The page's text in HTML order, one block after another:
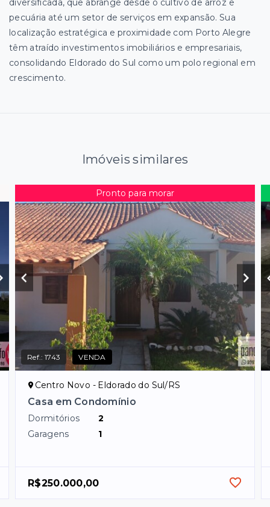
diversificada, que abrange desde o cultivo de arroz e
pecuária até um setor de serviços em expansão. Sua
localização estratégica e proximidade com Porto Alegre
têm atraído investimentos imobiliários e empresariais,
consolidando Eldorado do Sul como um polo regional em
crescimento.
Imóveis similares
Pronto para morar
Ref.:1743 VENDA
Centro Novo - Eldorado do Sul/RS
Casa em Condomínio
Dormitórios
2
Garagens
1
R$250.000,00